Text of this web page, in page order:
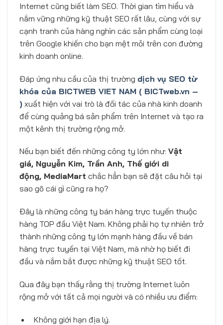
Internet cũng biết làm SEO. Thời gian tìm hiểu và
nắm vững những kỹ thuật SEO rất lâu, cùng với sự
cạnh tranh của hàng nghìn các sản phẩm cùng loại
trên Google khiến cho bạn mệt mỏi trên con đường
kinh doanh online.
Đáp ứng nhu cầu của thị trường dịch vụ SEO từ
khóa của BICTWEB VIET NAM ( BICTweb.vn –
) xuất hiện với vai trò là đối tác của nhà kinh doanh
để cùng quảng bá sản phẩm trên Internet và tạo ra
một kênh thị trường rộng mở.
Nếu bạn biết đến những công ty lớn như: Vật
giá, Nguyễn Kim, Trần Anh, Thế giới di
động, MediaMart chắc hẳn bạn sẽ đặt câu hỏi tại
sao gõ cái gì cũng ra họ?
Đây là những công ty bán hàng trực tuyến thuộc
hàng TOP đầu Việt Nam. Không phải họ tự nhiên trở
thành những công ty lớn mạnh hàng đầu về bán
hàng trực tuyến tại Việt Nam, mà nhờ họ biết đi
đầu và nắm bắt được những kỹ thuật SEO tốt.
Qua đây bạn thấy rằng thị trường Internet luôn
rộng mở với tất cả mọi người và có nhiều ưu điểm:
 Không giới hạn địa lý.